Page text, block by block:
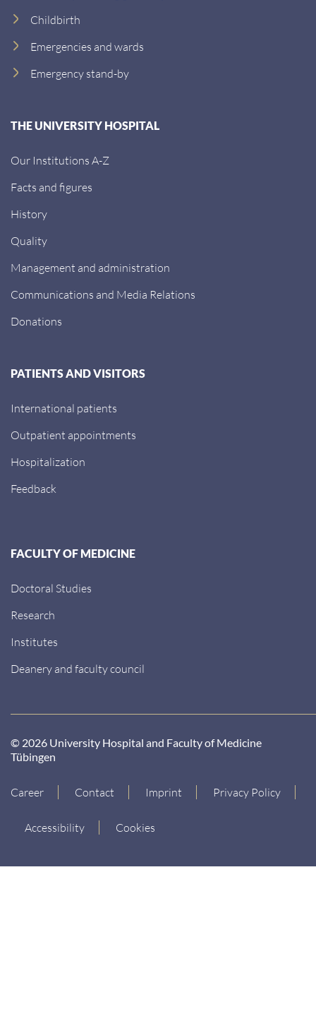
Childbirth
Emergencies and wards
Emergency stand-by
THE UNIVERSITY HOSPITAL
Our Institutions A-Z
Facts and figures
History
Quality
Management and administration
Communications and Media Relations
Donations
PATIENTS AND VISITORS
International patients
Outpatient appointments
Hospitalization
Feedback
FACULTY OF MEDICINE
Doctoral Studies
Research
Institutes
Deanery and faculty council
© 2026 University Hospital and Faculty of Medicine
Tübingen
Career Contact Imprint Privacy Policy
Accessibility Cookies